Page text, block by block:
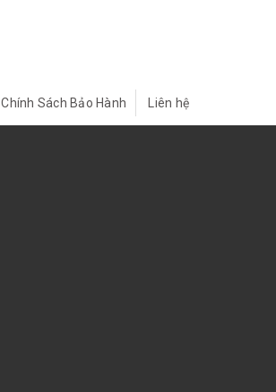
Chính Sách Bảo Hành Liên hệ